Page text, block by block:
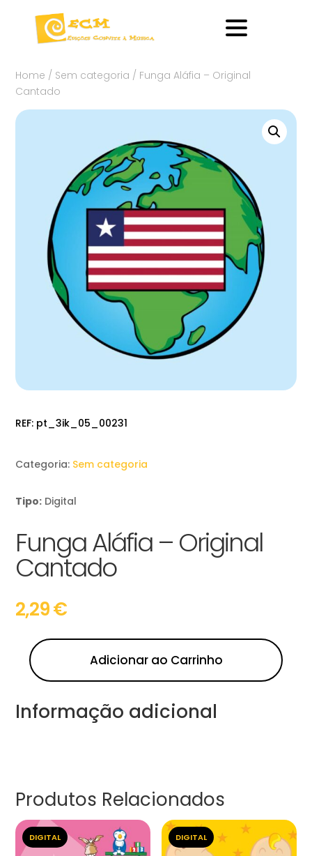
Home / Sem categoria / Funga Aláfia – Original
Cantado
REF: pt_3ik_05_00231
Categoria: Sem categoria
Tipo: Digital
Funga Aláfia – Original
Cantado
2,29€
Adicionar ao Carrinho
Informação adicional
Produtos Relacionados
DIGITAL DIGITAL